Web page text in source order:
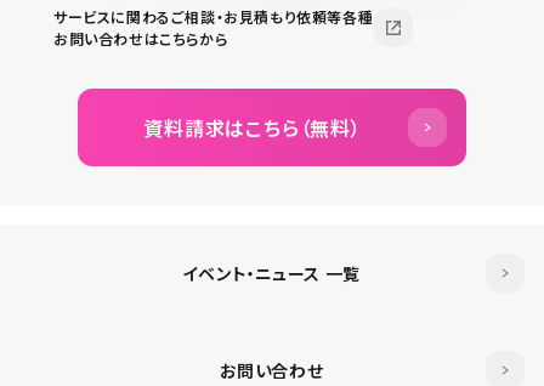
サービスに関わるご相談・お見積もり依頼等各種
お問い合わせはこちらから
資料請求はこちら（無料）
イベント・ニュース 一覧
お問い合わせ